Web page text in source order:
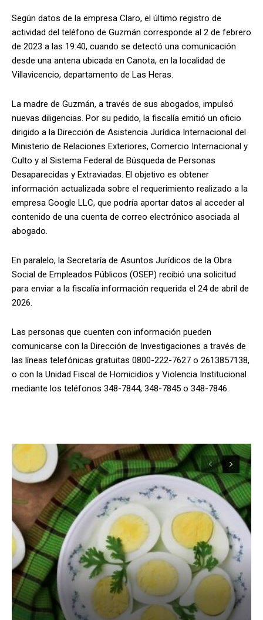
Según datos de la empresa Claro, el último registro de
actividad del teléfono de Guzmán corresponde al 2 de febrero
de 2023 a las 19:40, cuando se detectó una comunicación
desde una antena ubicada en Canota, en la localidad de
Villavicencio, departamento de Las Heras.
La madre de Guzmán, a través de sus abogados, impulsó
nuevas diligencias. Por su pedido, la fiscalía emitió un oficio
dirigido a la Dirección de Asistencia Jurídica Internacional del
Ministerio de Relaciones Exteriores, Comercio Internacional y
Culto y al Sistema Federal de Búsqueda de Personas
Desaparecidas y Extraviadas. El objetivo es obtener
información actualizada sobre el requerimiento realizado a la
empresa Google LLC, que podría aportar datos al acceder al
contenido de una cuenta de correo electrónico asociada al
abogado.
En paralelo, la Secretaría de Asuntos Jurídicos de la Obra
Social de Empleados Públicos (OSEP) recibió una solicitud
para enviar a la fiscalía información requerida el 24 de abril de
2026.
Las personas que cuenten con información pueden
comunicarse con la Dirección de Investigaciones a través de
las líneas telefónicas gratuitas 0800-222-7627 o 2613857138,
o con la Unidad Fiscal de Homicidios y Violencia Institucional
mediante los teléfonos 348-7844, 348-7845 o 348-7846.